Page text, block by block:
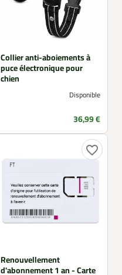
Collier anti-aboiements à
puce électronique pour
chien
Disponible
Prix
36,99 €
favorite_border
Renouvellement
d'abonnement 1 an - Carte